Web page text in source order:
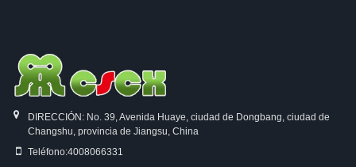
DIRECCIÓN: No. 39, Avenida Huaye, ciudad de Dongbang, ciudad de
Changshu, provincia de Jiangsu, China
Teléfono:4008066331